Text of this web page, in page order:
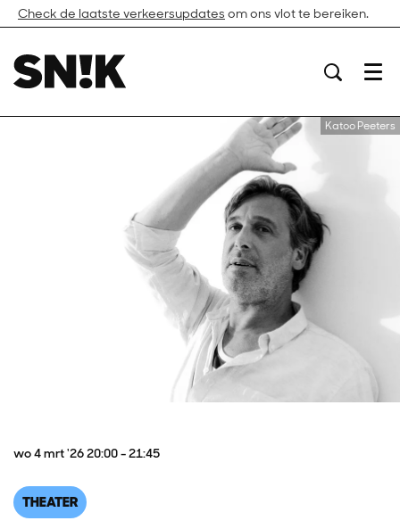
Check de laatste verkeersupdates om ons vlot te bereiken.
Menu
Katoo Peeters
THEATER
wo 4 mrt '2620:00 - 21:45